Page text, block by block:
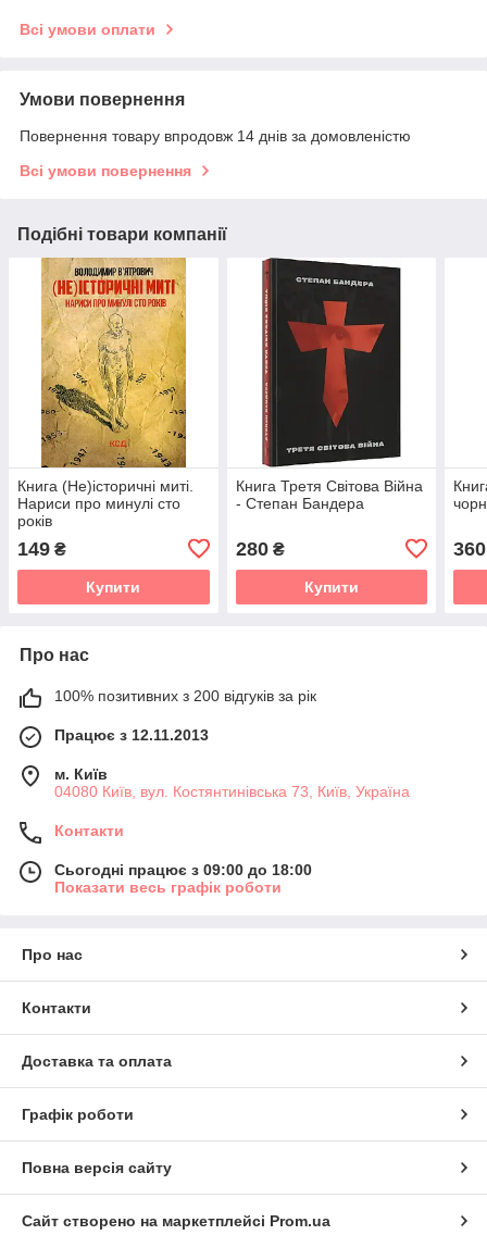
Всі умови оплати
Умови повернення
Повернення товару впродовж 14 днів за домовленістю
Всі умови повернення
Подібні товари компанії
Книга (Не)історичні миті.
Нариси про минулі сто
років
149 ₴
Купити
Книга Третя Світова Війна
- Степан Бандера
280₴
Купити
360
Про нас
100% позитивних з 200 відгуків за рік
Працює з 12.11.2013
м. Київ
04080 Київ, вул. Костянтинівська 73, Київ, Україна
Контакти
Сьогодні працює з 09:00 до 18:00
Показати весь графік роботи
Про нас
Контакти
Доставка та оплата
Графік роботи
Повна версія сайту
Сайт створено на маркетплейсі Prom.ua